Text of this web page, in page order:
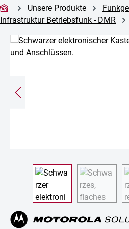
Unsere Produkte
Infrastruktur Betriebsfunk - DMR
Bildergalerie überspringen